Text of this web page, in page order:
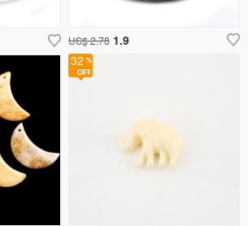
32
US$ 2.78 1.9